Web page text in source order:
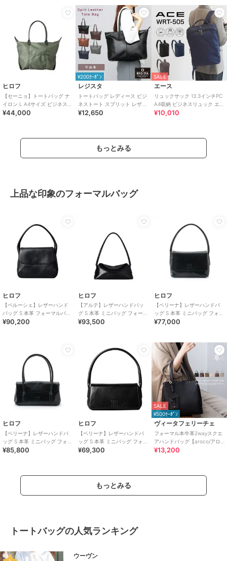
ヒロフ
【セーニョ】トートバッグ ナ
イロン L A4サイズ ビジネスバ
ッグ（商品番号：P25－
¥44,000
¥200ｸｰﾎﾟﾝ
レジスタ
トートバッグ レディース ビジ
ネストート スプリット レザー
牛床革
¥12,650
SALE
エース
リュックサック 13.3インチPC
A4収納 ビジネスリュック エー
ス ACE WRT-505
¥10,010
もっとみる
上品な印象のフォーマルバッグ
ヒロフ
【ペルーシェ】レザーハンド
バッグ S 本革 フォーマルバッ
グ（商品番号：P25-20708）
¥90,200
ヒロフ
【アルテ】レザーハンドバッ
グ S 本革 ミニバッグ フォーマ
ルバッグ（商品番号：P25－
¥93,500
ヒロフ
【ベリーナ】レザーハンドバ
ッグ S 本革 ミニバッグ フォー
マルバッグ（商品番号：P25-
¥77,000
ヒロフ
【ベリーナ】レザーハンドバ
ッグ S 本革 ミニバッグ フォー
マルバッグ（商品番号：P25-
¥85,800
ヒロフ
【ベリーナ】レザーハンドバ
ッグ S 本革 ミニバッグ フォー
マルバッグ（商品番号：P25-
¥69,300
SALE
¥500ｸｰﾎﾟﾝ
ヴィータフェリーチェ
フォーマル本牛革2wayスクエ
アハンドバッグ【aroco/アロ
コ】セレモニー向け
¥13,200
もっとみる
トートバッグの人気ランキング
ウーヴン